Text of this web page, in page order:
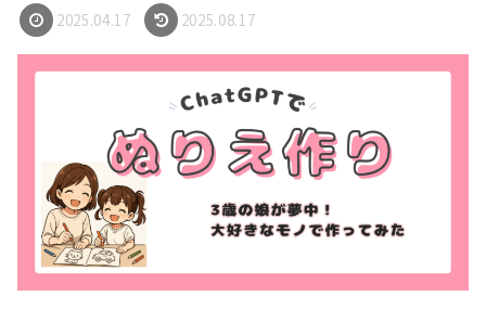
2025.04.17 2025.08.17